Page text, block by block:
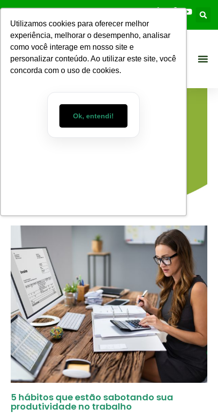
Utilizamos cookies para oferecer melhor
experiência, melhorar o desempenho, analisar
como você interage em nosso site e
personalizar conteúdo. Ao utilizar este site, você
concorda com o uso de cookies.
Ok, entendi!
5 hábitos que estão sabotando sua
produtividade no trabalho